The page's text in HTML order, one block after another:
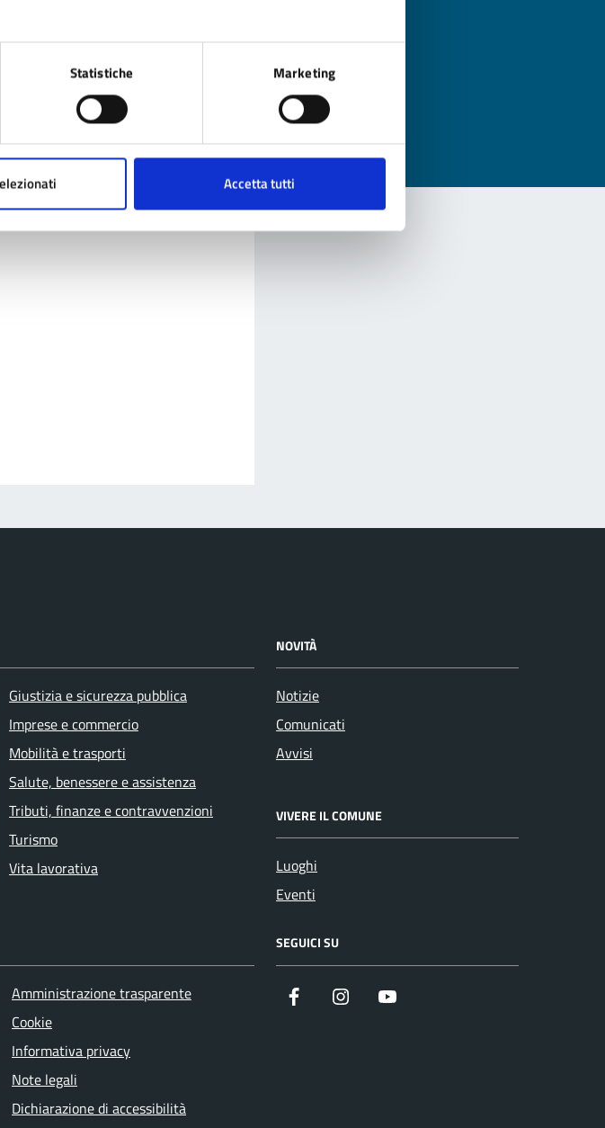
Statistiche Marketing
Accetta tutti
su questa pagina?
Giustizia e sicurezza pubblica
Imprese e commercio
Mobilità e trasporti
Salute, benessere e assistenza
Tributi, finanze e contravvenzioni
Turismo
Vita lavorativa
NOVITÀ
Notizie
Comunicati
Avvisi
VIVERE IL COMUNE
Luoghi
Eventi
Amministrazione trasparente
Cookie
Informativa privacy
Note legali
Dichiarazione di accessibilità
SEGUICI SU
Facebook Instagram